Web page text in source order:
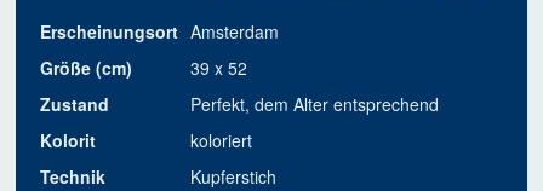
Erscheinungsort Amsterdam
Größe (cm)
39 x 52
Zustand
Perfekt, dem Alter entsprechend
Kolorit
koloriert
Technik
Kupferstich